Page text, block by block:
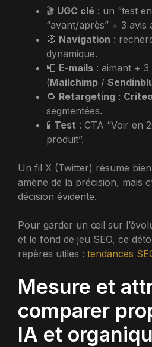
🎬 UGC clé : un “test
“avant/après” + 3 avis
🧭 Navigation :
dynamique.
📮 E-mails : aimant +
(Mailchimp /
🔁 Retargeting :
segmentées.
🧪 Test : CTA “Voir en
produit”.
Un fil X (Twitter) résume
amène de la précision, mais
décision évidente.
Pour garder un œil sur
et le fond de jeu SEO, ce
repères utiles : tendances
Mesure et
comparer
IA et